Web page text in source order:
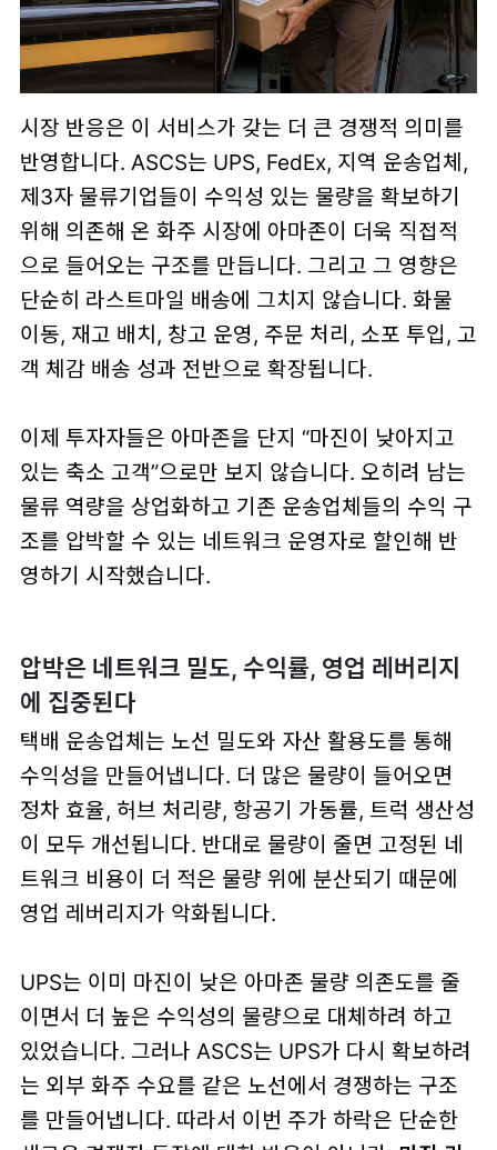
시장 반응은 이 서비스가 갖는 더 큰 경쟁적 의미를
반영합니다. ASCS는 UPS, FedEx, 지역 운송업체,
제3자 물류기업들이 수익성 있는 물량을 확보하기
위해 의존해 온 화주 시장에 아마존이 더욱 직접적
으로 들어오는 구조를 만듭니다. 그리고 그 영향은
단순히 라스트마일 배송에 그치지 않습니다. 화물
이동, 재고 배치, 창고 운영, 주문 처리, 소포 투입, 고
객 체감 배송 성과 전반으로 확장됩니다.
이제 투자자들은 아마존을 단지 “마진이 낮아지고
있는 축소 고객”으로만 보지 않습니다. 오히려 남는
물류 역량을 상업화하고 기존 운송업체들의 수익 구
조를 압박할 수 있는 네트워크 운영자로 할인해 반
영하기 시작했습니다.
압박은 네트워크 밀도, 수익률, 영업 레버리지
에 집중된다
택배 운송업체는 노선 밀도와 자산 활용도를 통해
수익성을 만들어냅니다. 더 많은 물량이 들어오면
정차 효율, 허브 처리량, 항공기 가동률, 트럭 생산성
이 모두 개선됩니다. 반대로 물량이 줄면 고정된 네
트워크 비용이 더 적은 물량 위에 분산되기 때문에
영업 레버리지가 악화됩니다.
UPS는 이미 마진이 낮은 아마존 물량 의존도를 줄
이면서 더 높은 수익성의 물량으로 대체하려 하고
있었습니다. 그러나 ASCS는 UPS가 다시 확보하려
는 외부 화주 수요를 같은 노선에서 경쟁하는 구조
를 만들어냅니다. 따라서 이번 주가 하락은 단순한